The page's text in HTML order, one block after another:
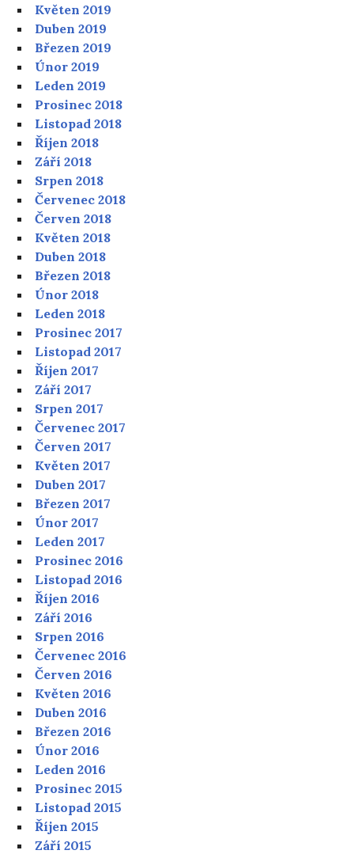
Květen 2019
Duben 2019
Březen 2019
Únor 2019
Leden 2019
Prosinec 2018
Listopad 2018
Říjen 2018
Září 2018
Srpen 2018
Červenec 2018
Červen 2018
Květen 2018
Duben 2018
Březen 2018
Únor 2018
Leden 2018
Prosinec 2017
Listopad 2017
Říjen 2017
Září 2017
Srpen 2017
Červenec 2017
Červen 2017
Květen 2017
Duben 2017
Březen 2017
Únor 2017
Leden 2017
Prosinec 2016
Listopad 2016
Říjen 2016
Září 2016
Srpen 2016
Červenec 2016
Červen 2016
Květen 2016
Duben 2016
Březen 2016
Únor 2016
Leden 2016
Prosinec 2015
Listopad 2015
Říjen 2015
Září 2015